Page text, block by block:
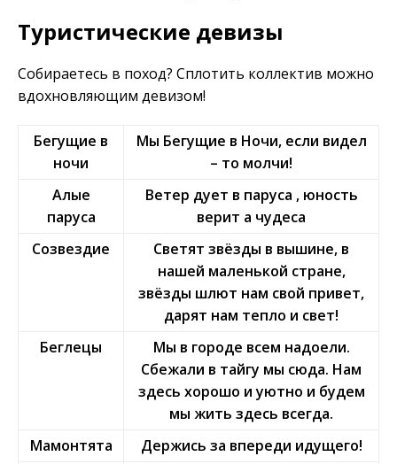
Туристические девизы
Собираетесь в поход? Сплотить коллектив можно
вдохновляющим девизом!
Бегущие в
ночи
Мы Бегущие в Ночи, если видел
– то молчи!
Алые
паруса
Ветер дует в паруса , юность
верит а чудеса
Созвездие
Светят звёзды в вышине, в
нашей маленькой стране,
звёзды шлют нам свой привет,
дарят нам тепло и свет!
Беглецы
Мы в городе всем надоели.
Сбежали в тайгу мы сюда. Нам
здесь хорошо и уютно и будем
мы жить здесь всегда.
Мамонтята
Держись за впереди идущего!